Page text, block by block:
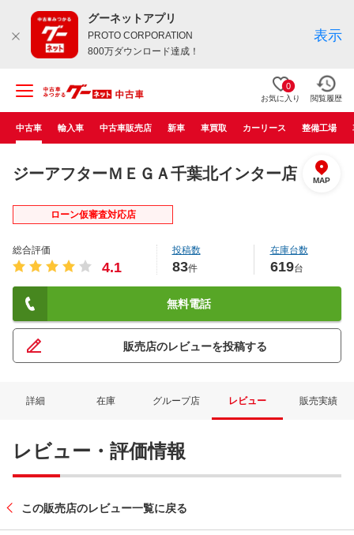
グーネットアプリ
PROTO CORPORATION
800万ダウンロード達成！
表示
0
お気に入り 閲覧履歴
中古車 輸入車 中古車販売店 新車 車買取 カーリース 整備工場
ジーアフターＭＥＧＡ千葉北インター店 MAP
ローン仮審査対応店
総合評価
4.1
投稿数
83件
在庫台数
619台
無料電話
販売店のレビューを投稿する
詳細 在庫 グループ店 レビュー 販売実績
レビュー・評価情報
この販売店のレビュー一覧に戻る